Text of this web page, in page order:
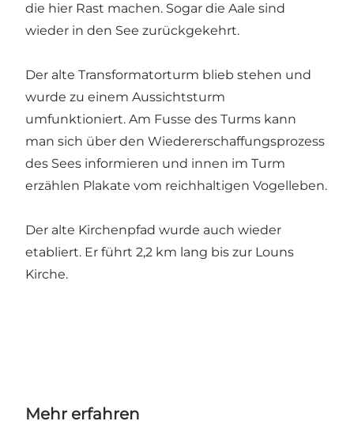
die hier Rast machen. Sogar die Aale sind
wieder in den See zurückgekehrt.
Der alte Transformatorturm blieb stehen und
wurde zu einem Aussichtsturm
umfunktioniert. Am Fusse des Turms kann
man sich über den Wiedererschaffungsprozess
des Sees informieren und innen im Turm
erzählen Plakate vom reichhaltigen Vogelleben.
Der alte Kirchenpfad wurde auch wieder
etabliert. Er führt 2,2 km lang bis zur Louns
Kirche.
Mehr erfahren